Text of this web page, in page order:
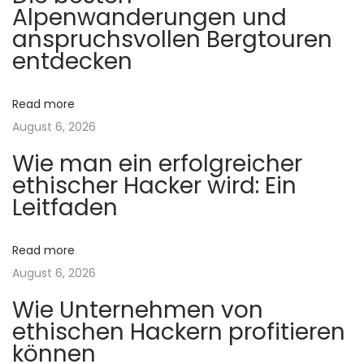
t
i
o
n
e
l
c
e
s
M
o
d
l
l
a
s
Alpenwanderungen und
anspruchsvollen Bergtouren
entdecken
Read more
August 6, 2026
Wie man ein erfolgreicher
ethischer Hacker wird: Ein
Leitfaden
Read more
August 6, 2026
Wie Unternehmen von
ethischen Hackern profitieren
können